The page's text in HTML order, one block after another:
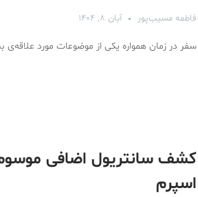
فاطمه مسیب‌پور آبان ۸, ۱۴۰۴
سفر در زمان همواره یکی از موضوعات مورد
کشف سانتریول اضافی
اسپرم